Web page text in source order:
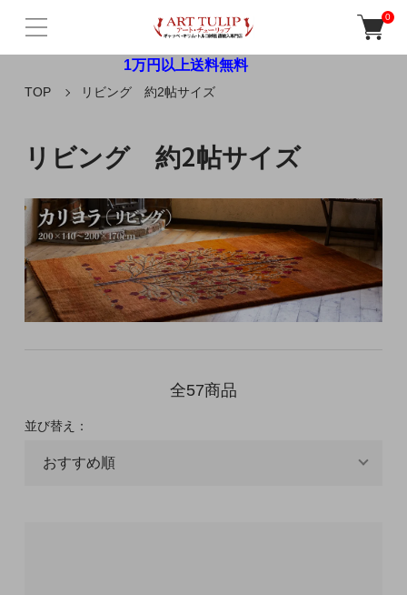
1万円以上送料無料
0
TOP リビング 約2帖サイズ
リビング 約2帖サイズ
全57商品
並び替え：